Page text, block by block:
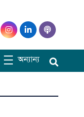
অন্যান্য